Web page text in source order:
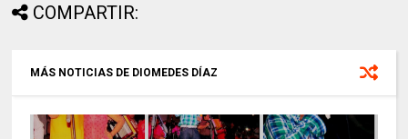
COMPARTIR:
MÁS NOTICIAS DE DIOMEDES DÍAZ